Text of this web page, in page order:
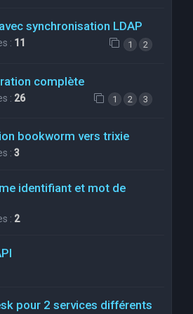
synchronisation LDAP
: 11 1 2
complète
: 26 1 2 3
bookworm vers trixie
: 3
identifiant et mot de
: 2
pour 2 services différents